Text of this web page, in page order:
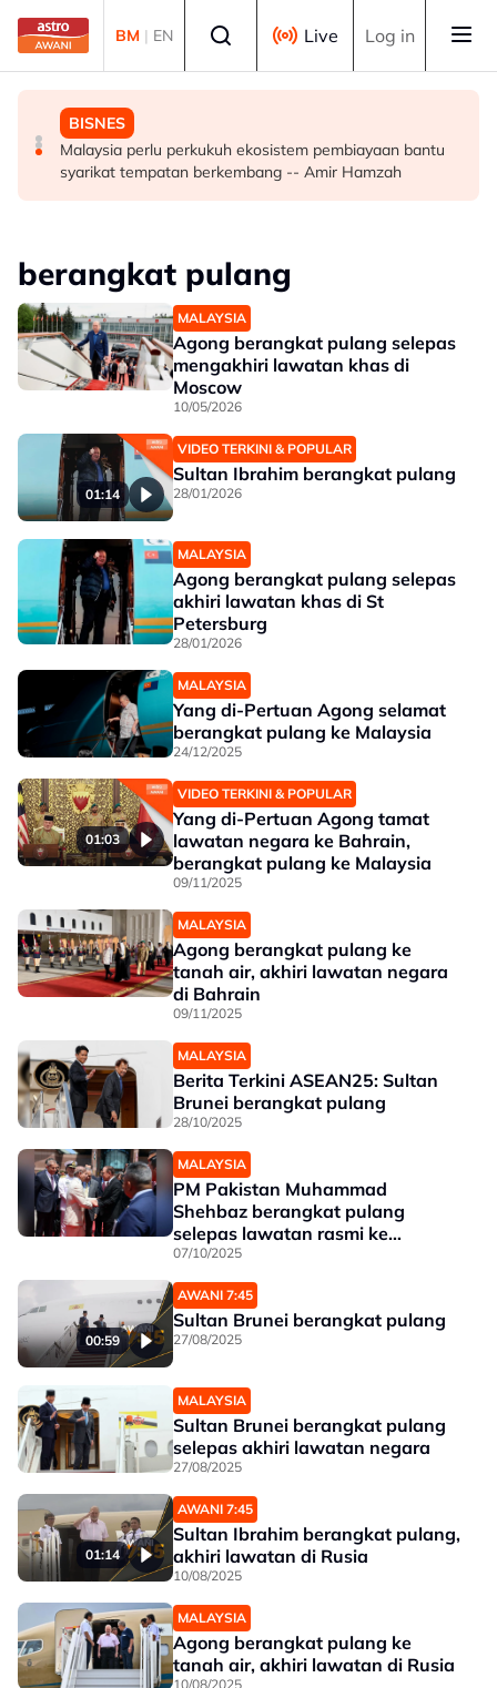
Skip to main content
BM | EN Live Log in
MALAYSIA
Malaysia, Singapura perkukuh kerjasama sektor tenaga
kerja
POLITIK
'Pas perlu fikir lebih mendalam jika letak Ahmad Zahid
calon 'poster boy' PRU16' - Aktivis
BISNES
Malaysia perlu perkukuh ekosistem pembiayaan bantu
syarikat tempatan berkembang -- Amir Hamzah
berangkat pulang
MALAYSIA
Agong berangkat pulang selepas
mengakhiri lawatan khas di
Moscow
10/05/2026
01:14
VIDEO TERKINI & POPULAR
Sultan Ibrahim berangkat pulang
28/01/2026
MALAYSIA
Agong berangkat pulang selepas
akhiri lawatan khas di St
Petersburg
28/01/2026
MALAYSIA
Yang di-Pertuan Agong selamat
berangkat pulang ke Malaysia
24/12/2025
01:03
VIDEO TERKINI & POPULAR
Yang di-Pertuan Agong tamat
lawatan negara ke Bahrain,
berangkat pulang ke Malaysia
09/11/2025
MALAYSIA
Agong berangkat pulang ke
tanah air, akhiri lawatan negara
di Bahrain
09/11/2025
MALAYSIA
Berita Terkini ASEAN25: Sultan
Brunei berangkat pulang
28/10/2025
MALAYSIA
PM Pakistan Muhammad
Shehbaz berangkat pulang
selepas lawatan rasmi ke
Malaysia
07/10/2025
00:59
AWANI 7:45
Sultan Brunei berangkat pulang
27/08/2025
MALAYSIA
Sultan Brunei berangkat pulang
selepas akhiri lawatan negara
27/08/2025
01:14
AWANI 7:45
Sultan Ibrahim berangkat pulang,
akhiri lawatan di Rusia
10/08/2025
MALAYSIA
Agong berangkat pulang ke
tanah air, akhiri lawatan di Rusia
10/08/2025